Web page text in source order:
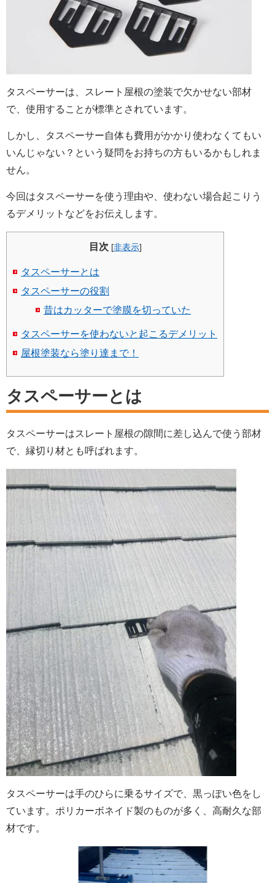
タスペーサーは、スレート屋根の塗装で欠かせない部材
で、使用することが標準とされています。
しかし、タスペーサー自体も費用がかかり使わなくてもい
いんじゃない？という疑問をお持ちの方もいるかもしれま
せん。
今回はタスペーサーを使う理由や、使わない場合起こりう
るデメリットなどをお伝えします。
目次 [非表示]
タスペーサーとは
タスペーサーの役割
昔はカッターで塗膜を切っていた
タスペーサーを使わないと起こるデメリット
屋根塗装なら塗り達まで！
タスペーサーとは
タスペーサーはスレート屋根の隙間に差し込んで使う部材
で、縁切り材とも呼ばれます。
タスペーサーは手のひらに乗るサイズで、黒っぽい色をし
ています。ポリカーボネイド製のものが多く、高耐久な部
材です。